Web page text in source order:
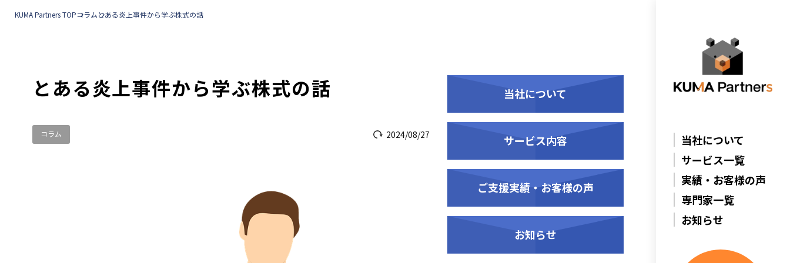
当社について
サービス一覧
実績・お客様の声
専門家一覧
お知らせ
KUMA Partners TOPコラムとある炎上事件から学ぶ株式の話
とある炎上事件から学ぶ株式の話
コラム 2024/08/27
当社について
サービス内容
ご支援実績・お客様の声
お知らせ